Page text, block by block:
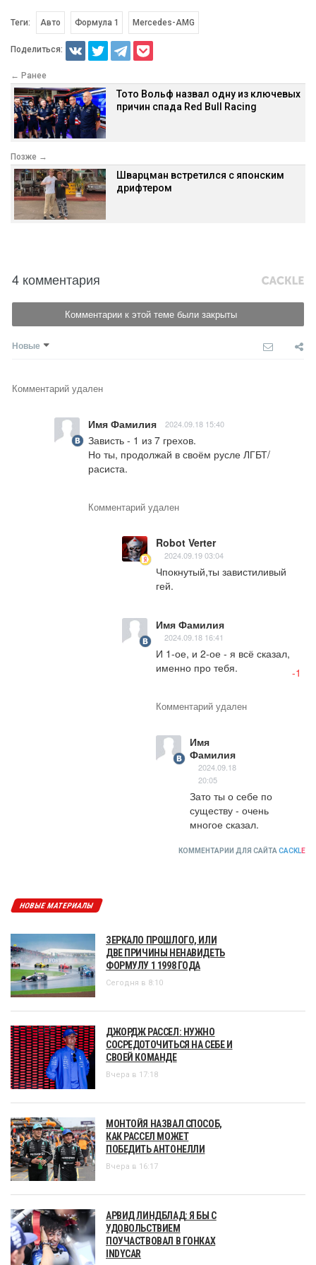
Теги: Авто Формула 1 Mercedes-AMG
Поделиться:
← Ранее
Тото Вольф назвал одну из ключевых
причин спада Red Bull Racing
Позже →
Шварцман встретился с японским
дрифтером
4 комментария
Комментарии к этой теме были закрыты
Новые
Комментарий удален
Имя Фамилия 2024.09.18 15:40
Зависть - 1 из 7 грехов.
Но ты, продолжай в своём русле ЛГБТ/
расиста.
Комментарий удален
Robot Verter
2024.09.19 03:04
Чпокнутый,ты завистиливый
гей.
Имя Фамилия
2024.09.18 16:41
И 1-ое, и 2-ое - я всё сказал,
именно про тебя.
-1
Комментарий удален
Имя
Фамилия
2024.09.18
20:05
Зато ты о себе по
существу - очень
многое сказал.
КОММЕНТАРИИ ДЛЯ САЙТА CACKLE
НОВЫЕ МАТЕРИАЛЫ
ЗЕРКАЛО ПРОШЛОГО, ИЛИ
ДВЕ ПРИЧИНЫ НЕНАВИДЕТЬ
ФОРМУЛУ 1 1998 ГОДА
Сегодня в 8:10
ДЖОРДЖ РАССЕЛ: НУЖНО
СОСРЕДОТОЧИТЬСЯ НА СЕБЕ И
СВОЕЙ КОМАНДЕ
Вчера в 17:18
МОНТОЙЯ НАЗВАЛ СПОСОБ,
КАК РАССЕЛ МОЖЕТ
ПОБЕДИТЬ АНТОНЕЛЛИ
Вчера в 16:17
АРВИД ЛИНДБЛАД: Я БЫ С
УДОВОЛЬСТВИЕМ
ПОУЧАСТВОВАЛ В ГОНКАХ
INDYCAR